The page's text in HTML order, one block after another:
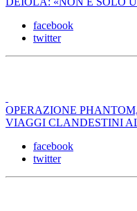
facebook
twitter
OPERAZIONE
VIAGGI CLANDESTINI
facebook
twitter